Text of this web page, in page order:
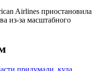
Airlines приостановила
из-за масштабного
придумали, куда